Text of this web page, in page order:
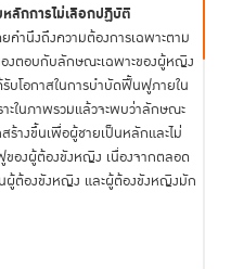
ลักการไม่เลือกปฏิบัติ
ยคำนึงถึงความต้องการเฉพาะตาม
งตอบกับลักษณะเฉพาะของผู้หญิง
บโอกาสในการบำบัดฟื้นฟูภายใน
ะในภาพรวมแล้วจะพบว่าลักษณะ
างขึ้นเพื่อผู้ชายเป็นหลักและไม่
ของผู้ต้องขังหญิง เนื่องจากตลอด
ผู้ต้องขังหญิง และผู้ต้องขังหญิงมัก